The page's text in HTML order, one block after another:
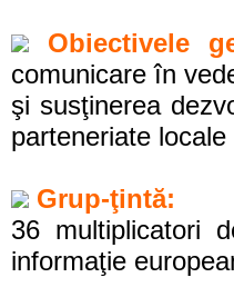
Obiectivele
comunicare în
şi susţinerea
parteneriate
Grup-ţintă:
36 multiplicatori
informaţie